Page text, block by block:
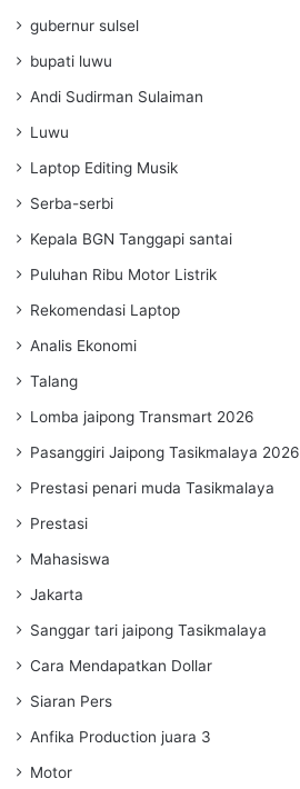
gubernur sulsel
bupati luwu
Andi Sudirman Sulaiman
Luwu
Laptop Editing Musik
Serba-serbi
Kepala BGN Tanggapi santai
Puluhan Ribu Motor Listrik
Rekomendasi Laptop
Analis Ekonomi
Talang
Lomba jaipong Transmart 2026
Pasanggiri Jaipong Tasikmalaya 2026
Prestasi penari muda Tasikmalaya
Prestasi
Mahasiswa
Jakarta
Sanggar tari jaipong Tasikmalaya
Cara Mendapatkan Dollar
Siaran Pers
Anfika Production juara 3
Motor